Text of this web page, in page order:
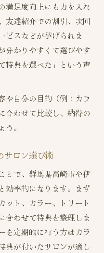
満足度向上にも力を入れ
友達紹介での割引、次回
ビスなどが挙げられま
分かりやすくて選びやす
特典を選べた」という声
や自分の目的（例：カラ
合わせて比較し、納得の
。
サロン選び術
とで、群馬県高崎市や伊
効率的になります。まず
ット、カラー、トリート
合わせて特典を整理しま
を定期的に行う方はカラ
典が付いたサロンが適し